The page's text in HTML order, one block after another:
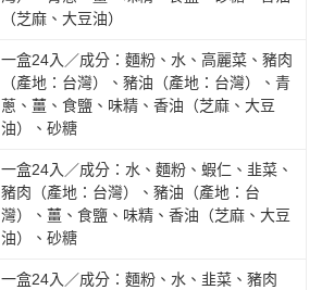
（芝麻、大豆油）
一盒24入／成分：麵粉、水、高麗菜、豬肉
（產地：台灣）、豬油（產地：台灣）、青
蔥、薑、食鹽、味精、香油（芝麻、大豆
油）、砂糖
一盒24入／成分：水、麵粉、蝦仁、韭菜、
豬肉（產地：台灣）、豬油（產地：台
灣）、薑、食鹽、味精、香油（芝麻、大豆
油）、砂糖
一盒24入／成分：麵粉、水、韭菜、豬肉